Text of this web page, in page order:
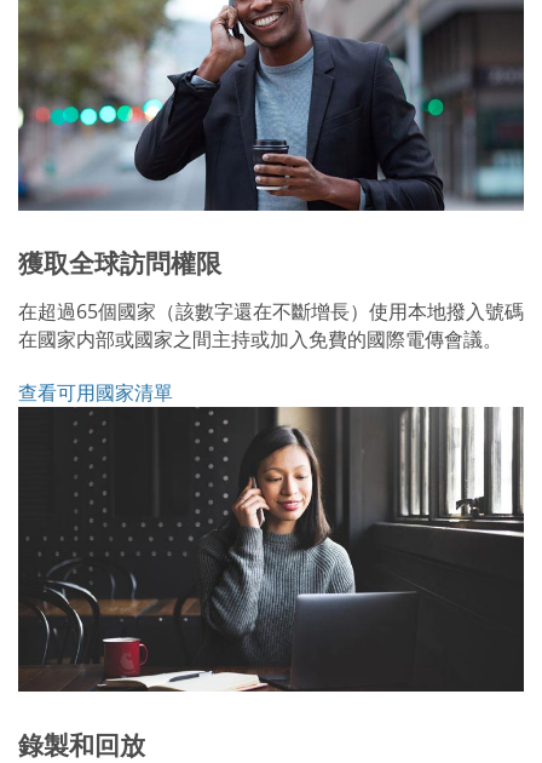
獲取全球訪問權限
在超過65個國家（該數字還在不斷增長）使用本地撥入號碼
在國家内部或國家之間主持或加入免費的國際電傳會議。
查看可用國家清單
錄製和回放